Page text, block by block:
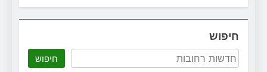
חיפוש
חיפוש